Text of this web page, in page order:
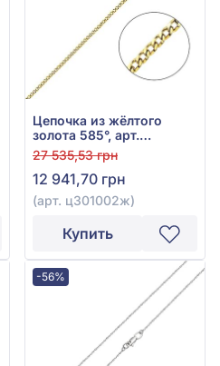
Цепочка из жёлтого
золота 585°, арт.
ц301002ж
27 535,53 грн
12 941,70 грн
(арт. ц301002ж)
Купить
-56%